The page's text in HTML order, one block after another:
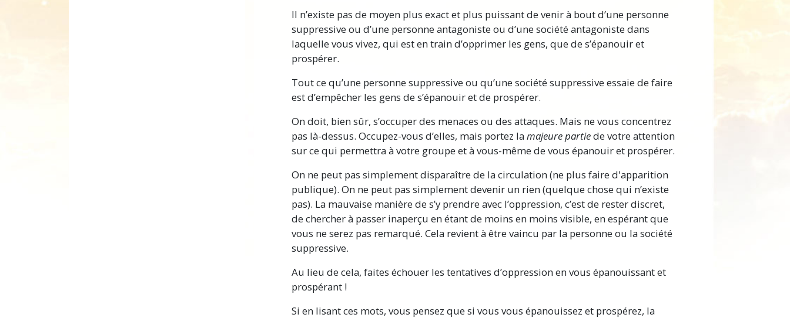
Il n’existe pas de moyen plus exact et plus puissant de venir à bout d’une personne
suppressive ou d’une personne antagoniste ou d’une société antagoniste dans
laquelle vous vivez, qui est en train d’opprimer les gens, que de s’épanouir et
prospérer.
Tout ce qu’une personne suppressive ou qu’une société suppressive essaie de faire
est d’empêcher les gens de s’épanouir et de prospérer.
On doit, bien sûr, s’occuper des menaces ou des attaques. Mais ne vous concentrez
pas là-dessus. Occupez-vous d’elles, mais portez lamajeure partiede votre attention
sur ce qui permettra à votre groupe et à vous-même de vous épanouir et prospérer.
On ne peut pas simplement disparaître de la circulation (ne plus faire d'apparition
publique). On ne peut pas simplement devenir un rien (quelque chose qui n’existe
pas). La mauvaise manière de s’y prendre avec l’oppression, c’est de rester discret,
de chercher à passer inaperçu en étant de moins en moins visible, en espérant que
vous ne serez pas remarqué. Cela revient à être vaincu par la personne ou la société
suppressive.
Au lieu de cela, faites échouer les tentatives d’oppression en vous épanouissant et
prospérant !
Si en lisant ces mots, vous pensez que si vous vous épanouissez et prospérez, la